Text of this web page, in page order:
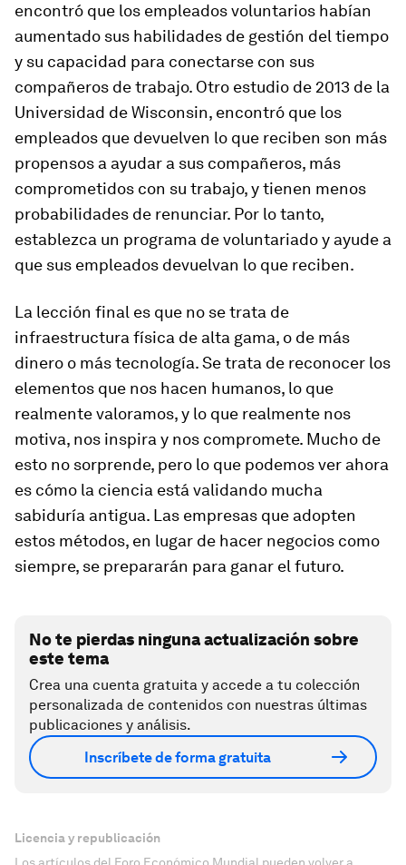
encontró que los empleados voluntarios habían
aumentado sus habilidades de gestión del tiempo
y su capacidad para conectarse con sus
compañeros de trabajo. Otro estudio de 2013 de la
Universidad de Wisconsin, encontró que los
empleados que devuelven lo que reciben son más
propensos a ayudar a sus compañeros, más
comprometidos con su trabajo, y tienen menos
probabilidades de renunciar. Por lo tanto,
establezca un programa de voluntariado y ayude a
que sus empleados devuelvan lo que reciben.
La lección final es que no se trata de
infraestructura física de alta gama, o de más
dinero o más tecnología. Se trata de reconocer los
elementos que nos hacen humanos, lo que
realmente valoramos, y lo que realmente nos
motiva, nos inspira y nos compromete. Mucho de
esto no sorprende, pero lo que podemos ver ahora
es cómo la ciencia está validando mucha
sabiduría antigua. Las empresas que adopten
estos métodos, en lugar de hacer negocios como
siempre, se prepararán para ganar el futuro.
No te pierdas ninguna actualización sobre
este tema
Crea una cuenta gratuita y accede a tu colección
personalizada de contenidos con nuestras últimas
publicaciones y análisis.
Inscríbete de forma gratuita
Licencia y republicación